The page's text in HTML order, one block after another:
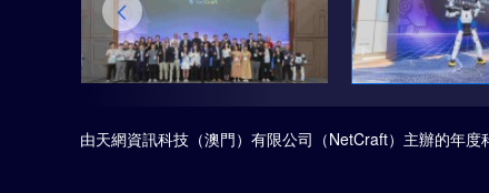
由天網資訊科技（澳門）有限公司（NetCraft）主辦的年